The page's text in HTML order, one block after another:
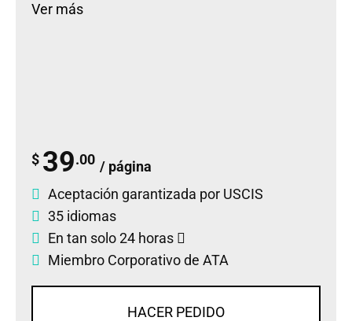
Ver más
$ 39.00 / página
Aceptación garantizada por USCIS
35 idiomas
En tan solo 24 horas
Miembro Corporativo de ATA
HACER PEDIDO